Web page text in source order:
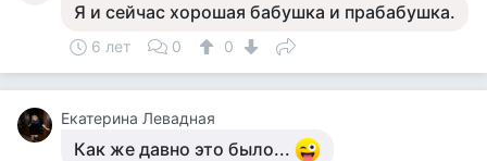
Я и сейчас хорошая бабушка и прабабушка.
6 лет 0 0
Екатерина Левадная
Как же давно это было...